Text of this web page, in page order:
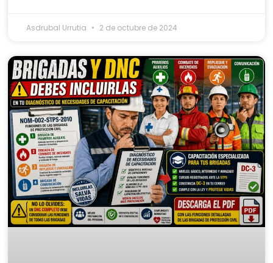
Asdrubal Urrutia 2 de octubre de 2024